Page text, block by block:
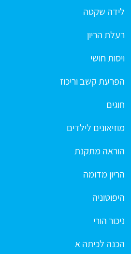
לידה שקטה
רעלת הריון
ויסות חושי
הפרעת קשב וריכוז
חוגים
מוזיאונים לילדים
הוראה מתקנת
הריון מדומה
היפוטוניה
ניכור הורי
הכנה לכיתה א